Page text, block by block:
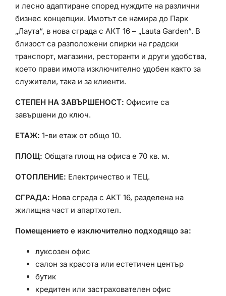
и лесно адаптиране според нуждите на различни
бизнес концепции. Имотът се намира до Парк
„Лаута“, в нова сграда с АКТ 16 – „Lauta Garden“. В
близост са разположени спирки на градски
транспорт, магазини, ресторанти и други удобства,
което прави имота изключително удобен както за
служители, така и за клиенти.
СТЕПЕН НА ЗАВЪРШЕНОСТ: Офисите са
завършени до ключ.
ЕТАЖ: 1-ви етаж от общо 10.
ПЛОЩ: Общата площ на офиса е 70 кв. м.
ОТОПЛЕНИЕ: Електричество и ТЕЦ.
СГРАДА: Нова сграда с АКТ 16, разделена на
жилищна част и апартхотел.
Помещението е изключително подходящо за:
луксозен офис
салон за красота или естетичен център
бутик
кредитен или застрахователен офис